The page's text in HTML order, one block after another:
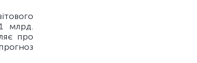
млрд.
про